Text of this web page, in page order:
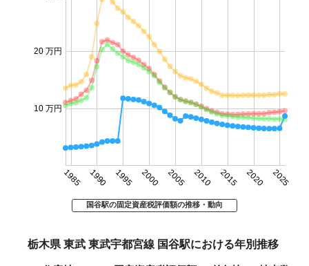
1985 1990 1995 2000 2005 2010 2015 2020 2025
10 万円
20 万円
国谷駅の固定資産税評価額の推移・動向
栃木県 東武 東武宇都宮線 国谷駅における年別推移